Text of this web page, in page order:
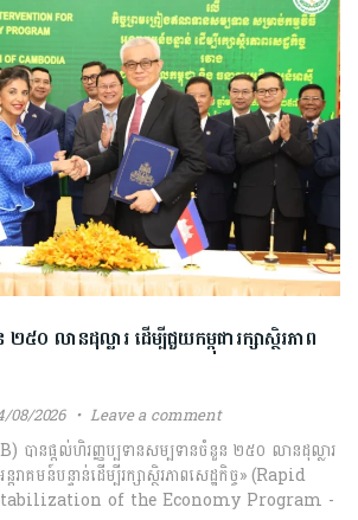
៥០​ ​លាន​ដុល្លារ ​ដើម្បី​ជួយ​កម្ពុជា​រក្សា​ស្ថិរភាព​
08/2026 Leave a comment
បាន​ផ្តល់​ហិរញ្ញប្បទាន​សម្បទាន​ចំនួន​ ​២៥០​ ​លាន​ដុល្លារ​
រាគមន៍​បន្ទាន់​ដើម្បី​រក្សា​ស្ថិរភាព​សេដ្ឋកិច្ច​» ​(​Rapid​
​of​ ​the​ ​Economy​ ​Program​ ​-​